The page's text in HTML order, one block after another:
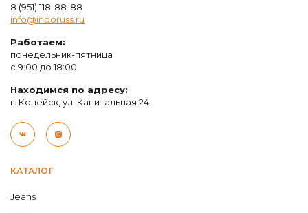
КАТАЛОГ
Jeans
8 (951) 118-88-88
info@indoruss.ru
Работаем:
понедельник-пятница
с 9:00 до 18:00
Находимся по адресу:
г. Копейск, ул. Капитальная 24